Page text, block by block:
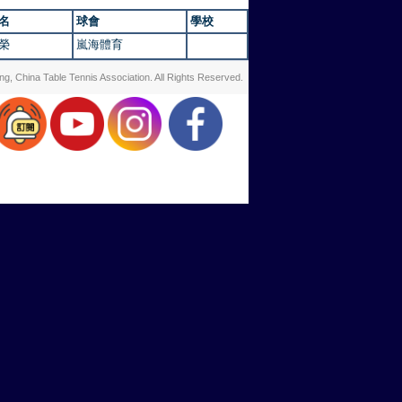
球會
學校
嵐海體育